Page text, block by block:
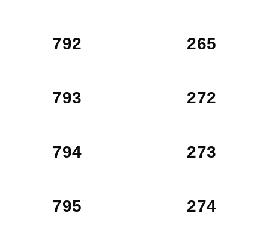
792 265
793 272
794 273
795 274